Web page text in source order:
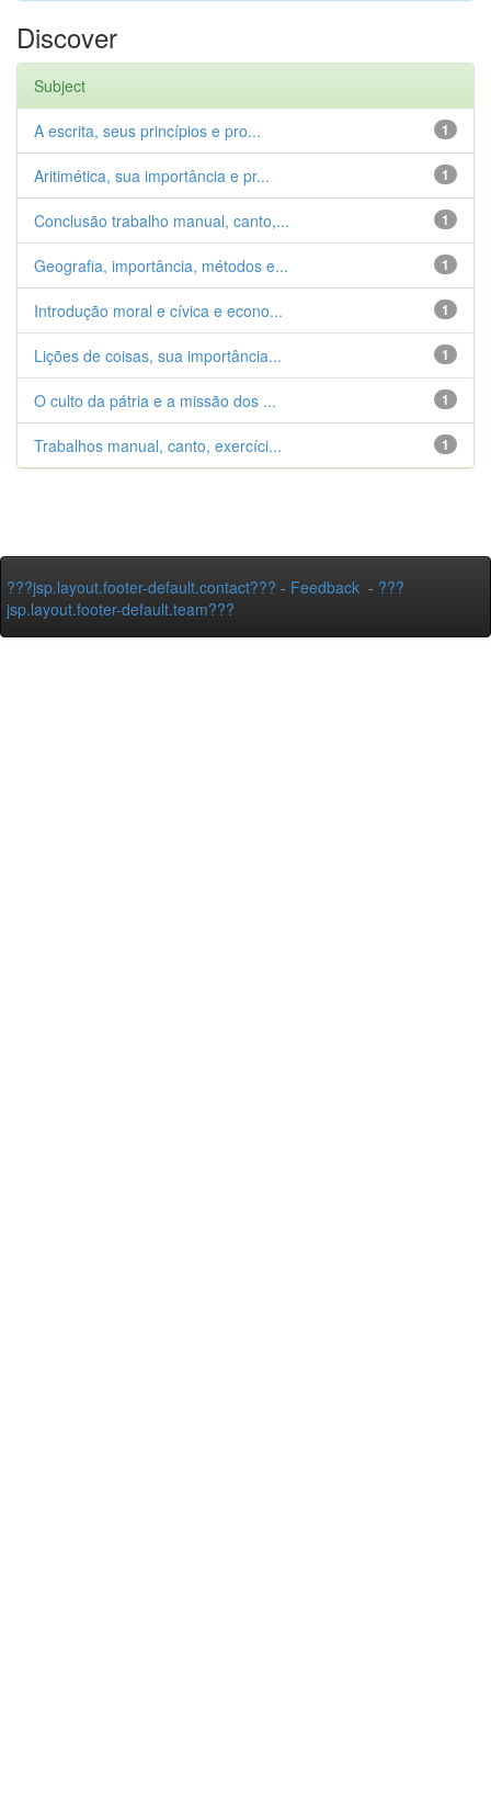
Discover
Subject
1
A escrita, seus princípios e pro...
1
Aritimética, sua importância e pr...
1
Conclusão trabalho manual, canto,...
1
Geografia, importância, métodos e...
1
Introdução moral e cívica e econo...
1
Lições de coisas, sua importância...
1
O culto da pátria e a missão dos ...
1
Trabalhos manual, canto, exercíci...
???jsp.layout.footer-default.contact??? - Feedback - ???
jsp.layout.footer-default.team???